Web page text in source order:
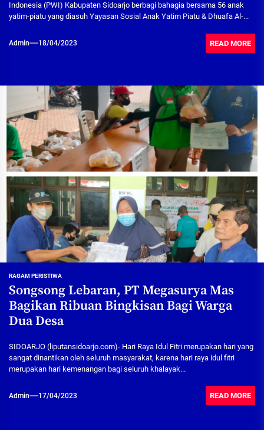
Indonesia (PWI) Kabupaten Sidoarjo berbagi bahagia bersama 56 anak
yatim-piatu yang diasuh Yayasan Sosial Anak Yatim Piatu & Dhuafa Al-...
Admin 18/04/2023 READ MORE
RAGAM PERISTIWA
Songsong Lebaran, PT Megasurya Mas
Bagikan Ribuan Bingkisan Bagi Warga
Dua Desa
SIDOARJO (liputansidoarjo.com)- Hari Raya Idul Fitri merupakan hari yang
sangat dinantikan oleh seluruh masyarakat, karena hari raya idul fitri
merupakan hari kemenangan bagi seluruh khalayak...
Admin 17/04/2023 READ MORE